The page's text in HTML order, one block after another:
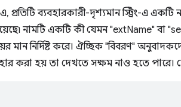
এ, প্রতিটি ব্যবহারকারী-দৃশ্যমান স্ট্রিং-এ
নামটি একটি কী যেমন "extName" বা
মান নির্দিষ্ট করে। ঐচ্ছিক "বিবরণ"
করা হয় তা দেখতে সক্ষম নাও হতে পারে।